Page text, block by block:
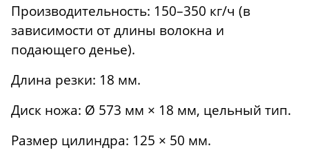
Производительность: 150–350 кг/ч (в
зависимости от длины волокна и
подающего денье).
Длина резки: 18 мм.
Диск ножа: Ø 573 мм × 18 мм, цельный тип.
Размер цилиндра: 125 × 50 мм.